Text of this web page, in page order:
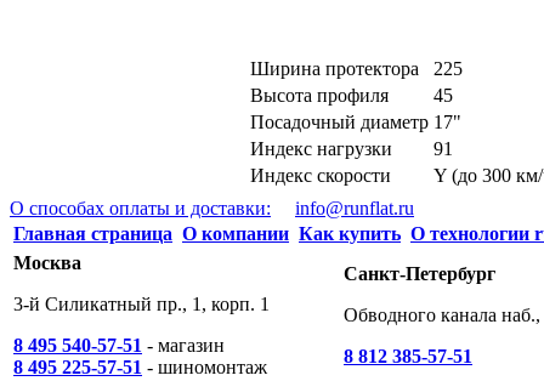
Ширина протектора
225
Высота профиля
45
Посадочный диаметр 17"
Индекс нагрузки
91
Индекс скорости
Y (до 300
О способах оплаты и доставки:
info@runflat.ru
Главная страница О компании Как купить О технологии
Москва
3-й Силикатный пр., 1, корп. 1
8 495 540-57-51 - магазин
8 495 225-57-51 - шиномонтаж
Санкт-Петербург
Обводного канала
8 812 385-57-51